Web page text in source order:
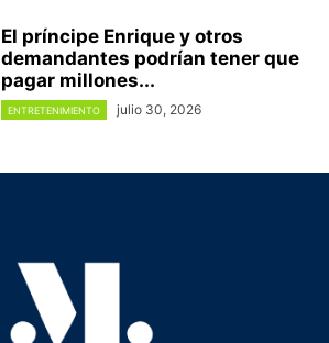
El príncipe Enrique y otros
demandantes podrían tener que
pagar millones...
ENTRETENIMIENTO julio 30, 2026